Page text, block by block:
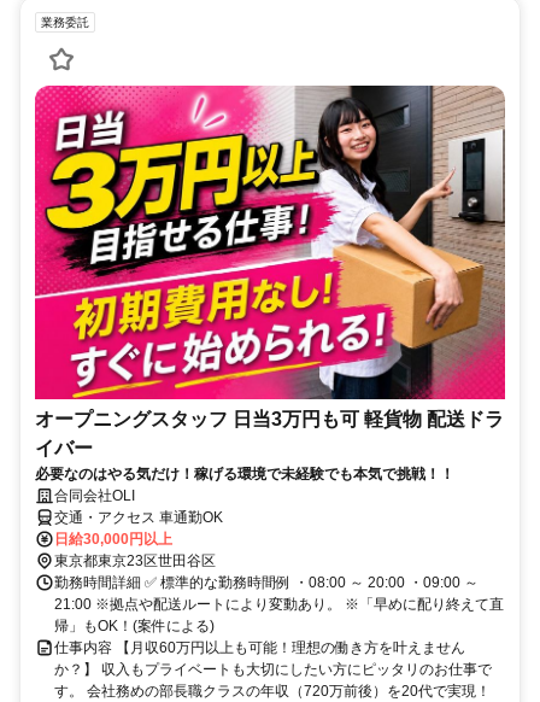
業務委託
オープニングスタッフ 日当3万円も可 軽貨物 配送ドラ
イバー
必要なのはやる気だけ！稼げる環境で未経験でも本気で挑戦！！
合同会社OLI
交通・アクセス 車通勤OK
日給30,000円以上
東京都東京23区世田谷区
勤務時間詳細 ✅ 標準的な勤務時間例 ・08:00 ～ 20:00 ・09:00 ～
21:00 ※拠点や配送ルートにより変動あり。 ※「早めに配り終えて直
帰」もOK！(案件による)
仕事内容 【月収60万円以上も可能！理想の働き方を叶えません
か？】 収入もプライベートも大切にしたい方にピッタリのお仕事で
す。 会社務めの部長職クラスの年収（720万前後）を20代で実現！